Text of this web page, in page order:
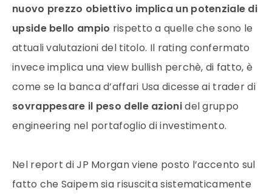
nuovo prezzo obiettivo implica un potenziale di
upside bello ampio rispetto a quelle che sono le
attuali valutazioni del titolo. Il rating confermato
invece implica una view bullish perchè, di fatto, è
come se la banca d’affari Usa dicesse ai trader di
sovrappesare il peso delle azionidel gruppo
engineering nel portafoglio di investimento.
Nel report di JP Morgan viene posto l’accento sul
fatto che Saipem sia risuscita sistematicamente